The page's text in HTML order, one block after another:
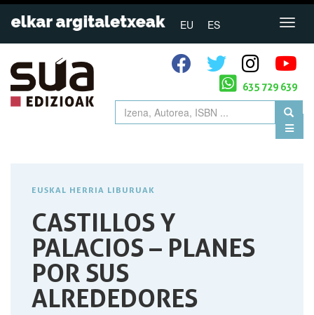
EU ES
635 729 639
EUSKAL HERRIA LIBURUAK
CASTILLOS Y
PALACIOS – PLANES
POR SUS
ALREDEDORES